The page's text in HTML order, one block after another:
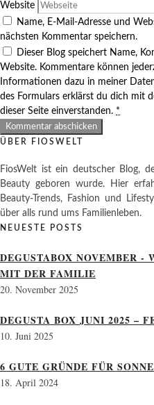
Website
Name, E-Mail-Adresse und
nächsten Kommentar speichern.
Dieser Blog speichert Name,
Website. Kommentare können
Informationen dazu in meiner
des Formulars erklärst du dich mit
dieser Seite einverstanden. *
ÜBER FIOSWELT
FiosWelt ist ein deutscher Blog,
Beauty geboren wurde. Hier
Beauty-Trends, Fashion und
über alls rund ums Familienleben.
NEUESTE POSTS
DEGUSTABOX NOVEMBER -
MIT DER FAMILIE
20. November 2025
DEGUSTA BOX JUNI 2025 –
10. Juni 2025
6 GUTE GRÜNDE FÜR
18. April 2024